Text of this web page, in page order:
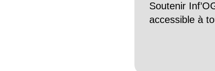
Soutenir
accessible à